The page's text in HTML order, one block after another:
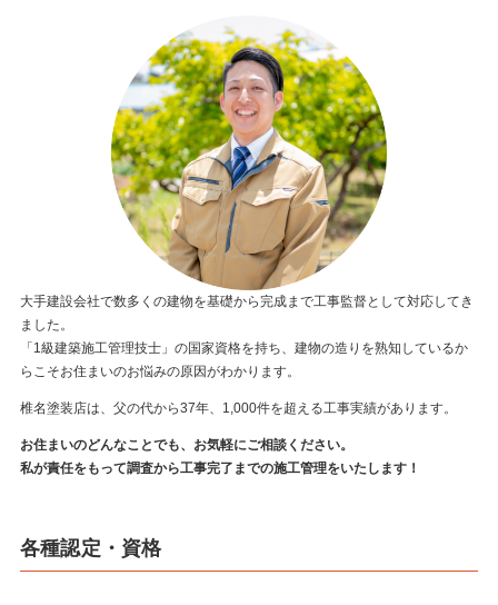
大手建設会社で数多くの建物を基礎から完成まで工事監督として対応してき
ました。
「1級建築施工管理技士」の国家資格を持ち、建物の造りを熟知しているか
らこそお住まいのお悩みの原因がわかります。
椎名塗装店は、父の代から37年、1,000件を超える工事実績があります。
お住まいのどんなことでも、お気軽にご相談ください。
私が責任をもって調査から工事完了までの施工管理をいたします！
各種認定・資格